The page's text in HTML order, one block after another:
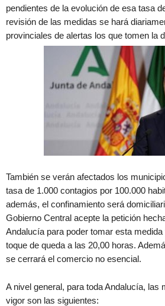
pendientes de la evolución de esa tasa
revisión de las medidas se hará
provinciales de alertas los que tomen la
También se verán afectados los
tasa de 1.000 contagios por 100.000
además, el confinamiento será
Gobierno Central acepte la petición
Andalucía para poder tomar esta
toque de queda a las 20,00 horas.
se cerrará el comercio no esencial.
A nivel general, para toda Andalucía, las
vigor son las siguientes: